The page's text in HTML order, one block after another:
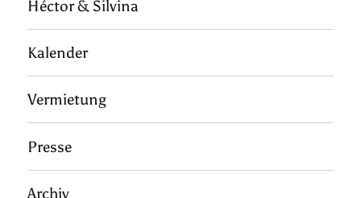
Héctor & Silvina
Kalender
Vermietung
Presse
Archiv